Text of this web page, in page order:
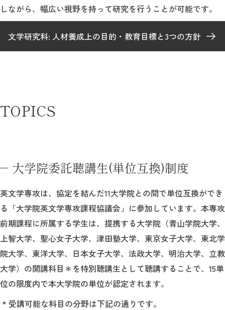
2026年9月入学者向け 新入生サイト
お問合わせ 取材・撮影 資料請求
しながら、幅広い視野を持って研究を行うことが可能です。
文学研究科: 人材養成上の目的・教育目標と3つの方針
TOPICS
大学院委託聴講生(単位互換)制度
英文学専攻は、協定を結んだ11大学院との間で単位互換ができ
る「大学院英文学専攻課程協議会」に参加しています。本専攻
前期課程に所属する学生は、提携する大学院（青山学院大学、
上智大学、聖心女子大学、津田塾大学、東京女子大学、東北学
院大学、東洋大学、日本女子大学、法政大学、明治大学、立教
大学）の開講科目＊を特別聴講生として聴講することで、15単
位の限度内で本大学院の単位が認定されます。
* 受講可能な科目の分野は下記の通りです。